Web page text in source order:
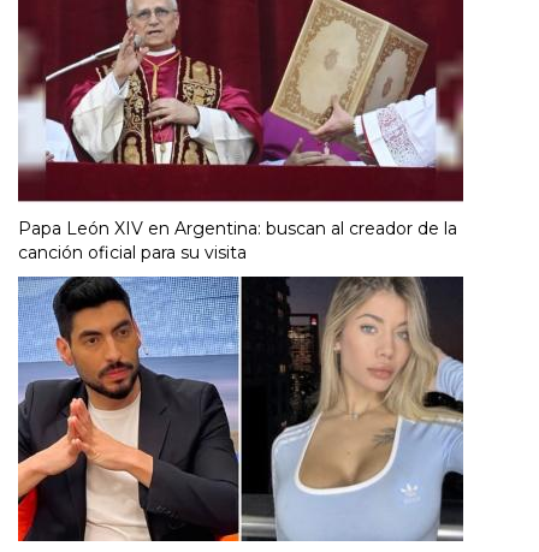
Papa León XIV en Argentina: buscan al creador de la
canción oficial para su visita